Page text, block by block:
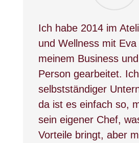
Ich habe 2014 im
und Wellness mit
meinem Business
Person gearbeitet.
selbstständiger
da ist es einfach so,
sein eigener Chef,
Vorteile bringt, aber